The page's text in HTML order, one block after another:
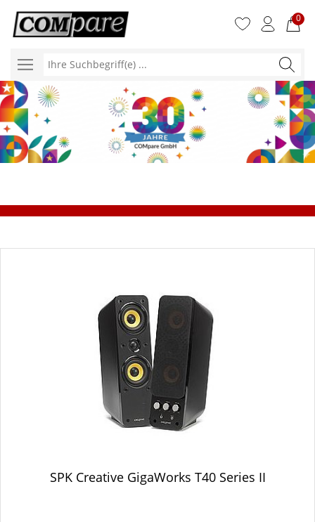
0
Ihre
SPK Creative GigaWorks T40 Series II